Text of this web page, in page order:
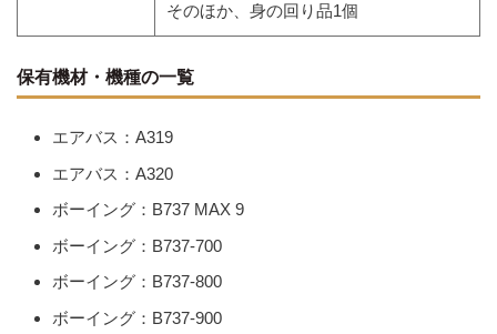
そのほか、身の回り品1個
保有機材・機種の一覧
エアバス：A319
エアバス：A320
ボーイング：B737 MAX 9
ボーイング：B737-700
ボーイング：B737-800
ボーイング：B737-900